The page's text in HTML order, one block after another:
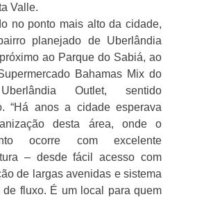
Valle.
no ponto mais alto da cidade,
planejado de Uberlândia
ao Parque do Sabiá, ao
Bahamas Mix do
Outlet, sentido
“Há anos a cidade esperava
desta área, onde o
ocorre com excelente
– desde fácil acesso com
de largas avenidas e sistema
de fluxo. É um local para quem